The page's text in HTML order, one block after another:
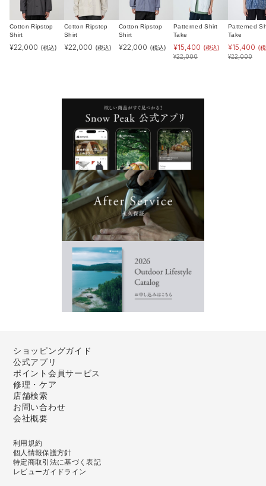
Cotton Ripstop
Shirt
¥22,000 (税込)
Cotton Ripstop
Shirt
¥22,000 (税込)
Cotton Ripstop
Shirt
¥22,000 (税込)
Patterned Shirt
Take
¥15,400 (税込)
¥22,000
Patterned
Take
¥15,400 (
¥22,000
ショッピングガイド
公式アプリ
ポイント会員サービス
修理・ケア
店舗検索
お問い合わせ
会社概要
利用規約
個人情報保護方針
特定商取引法に基づく表記
レビューガイドライン